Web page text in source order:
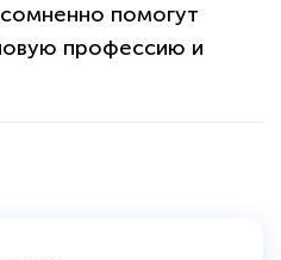
помогут
профессию и